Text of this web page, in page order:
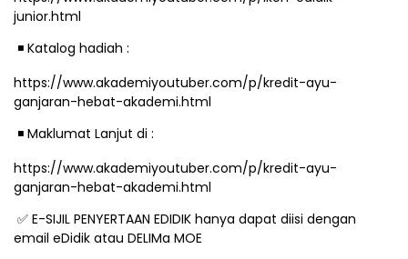
junior.html
◾ ️ Katalog hadiah :
https://www.akademiyoutuber.com/p/kredit-ayu-
ganjaran-hebat-akademi.html
◾ ️ Maklumat Lanjut di :
https://www.akademiyoutuber.com/p/kredit-ayu-
ganjaran-hebat-akademi.html
✅ E-SIJIL PENYERTAAN EDIDIK hanya dapat diisi dengan
email eDidik atau DELIMa MOE